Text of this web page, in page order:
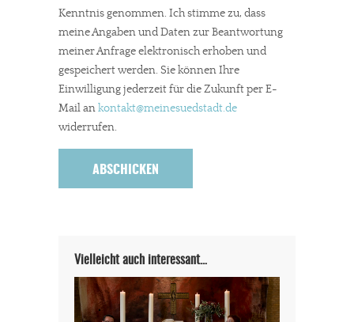
Kenntnis genommen. Ich stimme zu, dass
meine Angaben und Daten zur Beantwortung
meiner Anfrage elektronisch erhoben und
gespeichert werden. Sie können Ihre
Einwilligung jederzeit für die Zukunft per E-
Mail ankontakt@meinesuedstadt.de
widerrufen.
Vielleicht auch interessant…